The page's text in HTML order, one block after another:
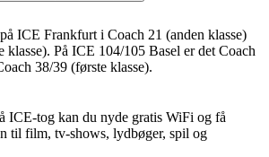
ICE Frankfurt i Coach 21 (anden klasse)
klasse). På ICE 104/105 Basel er det Coach
38/39 (første klasse).
ICE-tog kan du nyde gratis WiFi og få
til film, tv-shows, lydbøger, spil og